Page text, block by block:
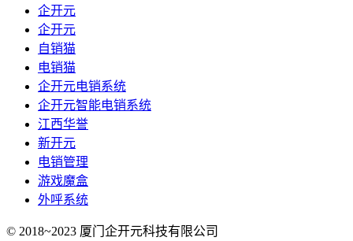
企开元
企开元
自销猫
电销猫
企开元电销系统
企开元智能电销系统
江西华誉
新开元
电销管理
游戏魔盒
外呼系统
© 2018~2023 厦门企开元科技有限公司